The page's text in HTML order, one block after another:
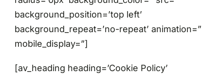
background_position=’top left’
background_repeat=’no-repeat’ animation=”
mobile_display=”]
[av_heading heading=’Cookie Policy’